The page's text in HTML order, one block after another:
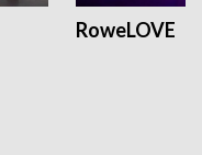
RoweLOVE